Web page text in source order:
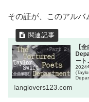
その証が、このアルバ
【
ート
2024
langlovers123.com